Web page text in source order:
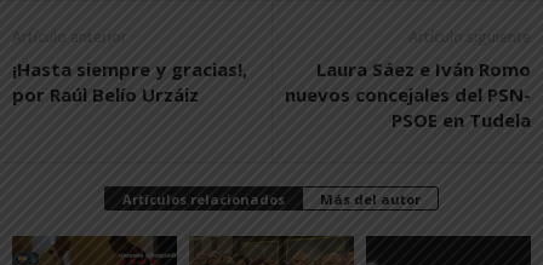
Artículo anterior
¡Hasta siempre y gracias!,
por Raúl Belío Urzáiz
Artículo siguiente
Laura Sáez e Iván Romo
nuevos concejales del PSN-
PSOE en Tudela
Artículos relacionados Más del autor